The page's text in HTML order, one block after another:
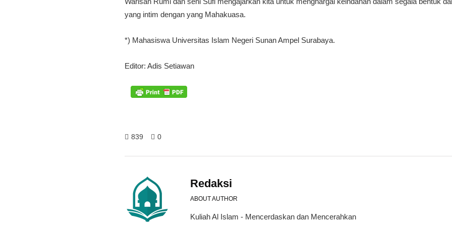
yang intim dengan yang Mahakuasa.
*) Mahasiswa Universitas Islam Negeri Sunan Ampel Surabaya.
Editor: Adis Setiawan
839 0
Redaksi
ABOUT AUTHOR
Kuliah Al Islam - Mencerdaskan dan Mencerahkan